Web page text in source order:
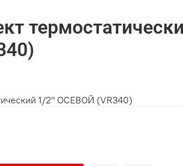
1/2" ОСЕВОЙ (VR340)